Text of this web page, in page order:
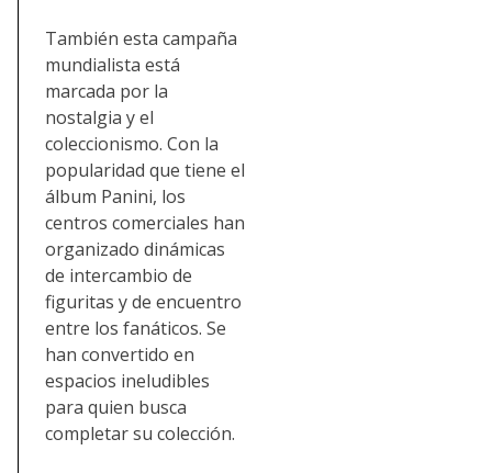
También esta campaña
mundialista está
marcada por la
nostalgia y el
coleccionismo. Con la
popularidad que tiene el
álbum Panini, los
centros comerciales han
organizado dinámicas
de intercambio de
figuritas y de encuentro
entre los fanáticos. Se
han convertido en
espacios ineludibles
para quien busca
completar su colección.